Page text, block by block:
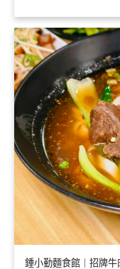
鍾小勤麵食館｜招牌